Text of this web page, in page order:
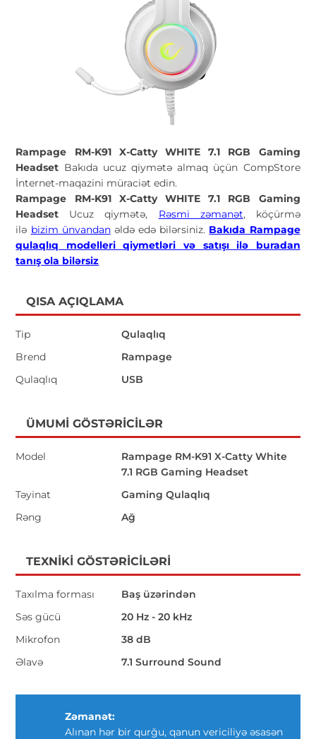
Rampage RM-K91 X-Catty WHITE 7.1 RGB Gaming
Headset Bakıda ucuz qiymətə almaq üçün CompStore
İnternet-maqazini müraciət edin.
Rampage RM-K91 X-Catty WHITE 7.1 RGB Gaming
Headset Ucuz qiymətə, Rəsmi zəmanət, köçürmə
ilə bizim ünvandanəldə edə bilərsiniz. Bakıda Rampage
qulaqlıq modelleri qiymetləri və satışı ilə buradan
tanış ola bilərsiz
QISA AÇIQLAMA
Tip
Qulaqlıq
Brend
Rampage
Qulaqlıq
USB
ÜMUMI GÖSTƏRICILƏR
Model
Rampage RM-K91 X-Catty White
7.1 RGB Gaming Headset
Təyinat
Gaming Qulaqlıq
Rəng
Ağ
TEXNIKI GÖSTƏRICILƏRI
Taxılma forması
Baş üzərindən
Səs gücü
20 Hz - 20 kHz
Mikrofon
38 dB
Əlavə
7.1 Surround Sound
Zəmanət:
Alınan hər bir qurğu, qanun vericiliyə əsasən